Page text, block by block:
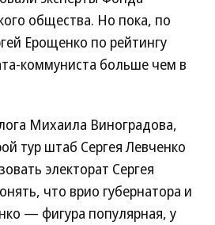
общества. Но пока, по
Ерощенко по рейтингу
коммуниста больше чем в
Михаила Виноградова,
тур штаб Сергея Левченко
электорат Сергея
что врио губернатора и
— фигура популярная, у